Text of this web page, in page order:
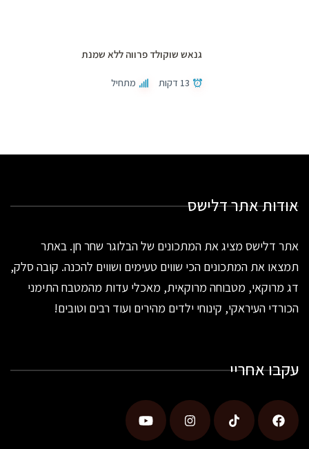
גנאש שוקולד פרווה ללא שמנת
13 דקות מתחיל
אודות אתר דלישס
אתר דלישס מציג את המתכונים של הבלוגר שחר חן. באתר
תמצאו את המתכונים הכי שווים טעימים ושווים להכנה. קובה סלק,
דג מרוקאי, מטבוחה מרוקאית, מאכלי עדות מהמטבח התימני
הכורדי העיראקי, קינוחי ילדים מהירים ועוד רבים וטובים!
עקבו אחריי